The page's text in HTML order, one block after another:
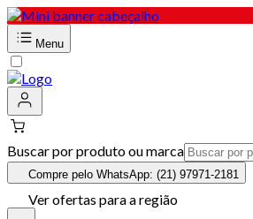
Menu
Buscar por produto ou marca
Compre pelo WhatsApp: (21) 97971-2181
Ver ofertas para a região